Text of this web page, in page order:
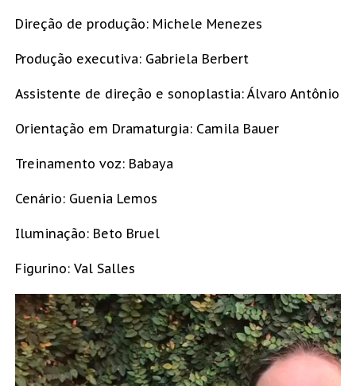
Direção de produção: Michele Menezes
Produção executiva: Gabriela Berbert
Assistente de direção e sonoplastia: Álvaro Antônio
Orientação em Dramaturgia: Camila Bauer
Treinamento voz: Babaya
Cenário: Guenia Lemos
Iluminação: Beto Bruel
Figurino: Val Salles